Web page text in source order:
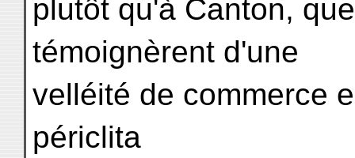
plutôt qu'à Canton,
témoignèrent d'une
velléité de commerce
périclita